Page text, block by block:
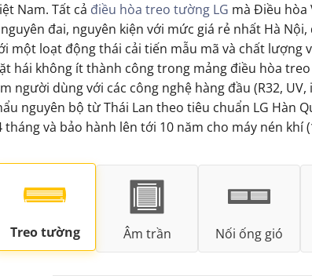
Nam. Tất cả điều hòa treo tường LG mà Điều hòa
đai, nguyên kiện với mức giá rẻ nhất Hà
một loạt động thái cải tiến mẫu mã và chất
hái không ít thành công trong mảng điều hòa
người dùng với các công nghệ hàng đầu (R32, UV,
nguyên bộ từ Thái Lan theo tiêu chuẩn LG Hàn
tháng và bảo hành lên tới 10 năm cho máy nén khí (
Treo tường Âm trần Nối ống gió